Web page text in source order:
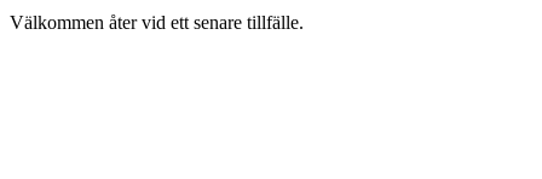
Välkommen åter vid ett senare tillfälle.